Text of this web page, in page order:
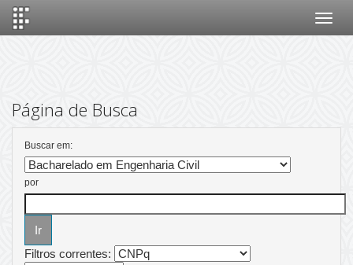
Página de Busca
Buscar em:
por
Filtros correntes: